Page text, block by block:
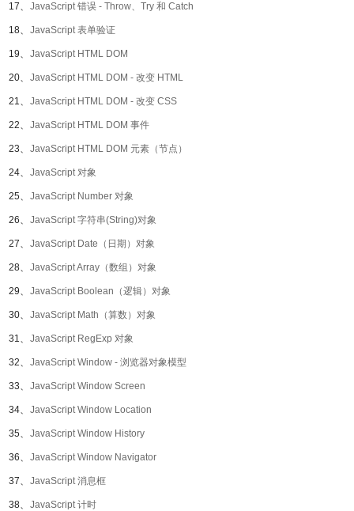
17、 JavaScript 错误 - Throw、Try 和 Catch
18、 JavaScript 表单验证
19、 JavaScript HTML DOM
20、 JavaScript HTML DOM - 改变 HTML
21、 JavaScript HTML DOM - 改变 CSS
22、 JavaScript HTML DOM 事件
23、 JavaScript HTML DOM 元素（节点）
24、 JavaScript 对象
25、 JavaScript Number 对象
26、 JavaScript 字符串(String)对象
27、 JavaScript Date（日期）对象
28、 JavaScript Array（数组）对象
29、 JavaScript Boolean（逻辑）对象
30、 JavaScript Math（算数）对象
31、 JavaScript RegExp 对象
32、 JavaScript Window - 浏览器对象模型
33、 JavaScript Window Screen
34、 JavaScript Window Location
35、 JavaScript Window History
36、 JavaScript Window Navigator
37、 JavaScript 消息框
38、 JavaScript 计时